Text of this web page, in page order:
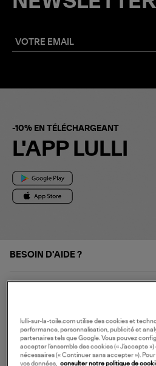
-10% EN TÉLÉCHARGEANT
L'APP LULLI
BESOIN D'AIDE ?
NOS SERVICES
SERVICE CLIENT
lulli-sur-la-toile.com utilise des cookies et
performance, personnalisation, publicité et
partenaires tels que Google. Vous pouvez
accepter l’ensemble des cookies (« J’accepte
nécessaires (« Continuer sans accepter »).
vos données,
consulter notre politique de